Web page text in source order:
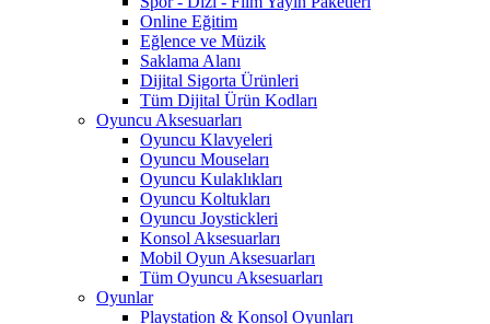
Online Eğitim
Eğlence ve Müzik
Saklama Alanı
Dijital Sigorta Ürünleri
Tüm Dijital Ürün Kodları
Oyuncu Aksesuarları
Oyuncu Klavyeleri
Oyuncu Mouseları
Oyuncu Kulaklıkları
Oyuncu Koltukları
Oyuncu Joystickleri
Konsol Aksesuarları
Mobil Oyun Aksesuarları
Tüm Oyuncu Aksesuarları
Oyunlar
Playstation & Konsol Oyunları